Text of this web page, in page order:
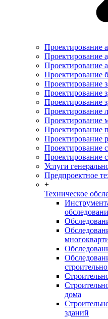
Проектирование
Проектирование
Проектирование
Проектирование
Проектирование
Проектирование
Проектирование
Проектирование
Проектирование
Проектирование
Проектирование
Проектирование
Проектирование
Услуги
Предпроектное
+
Техническое
дома
зданий